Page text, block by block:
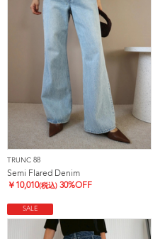
TRUNC 88
Semi Flared Denim
￥ 10,010(税込) 30%OFF
SALE